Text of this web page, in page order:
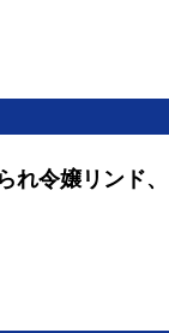
令嬢リンド、